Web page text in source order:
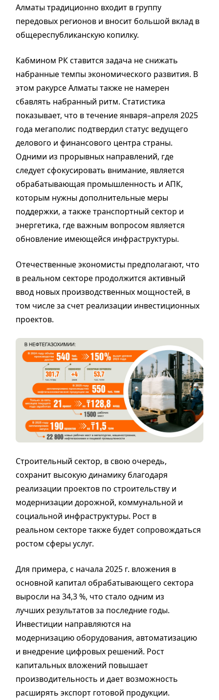
Алматы традиционно входит в группу
передовых регионов и вносит большой вклад в
общереспубликанскую копилку.
Кабмином РК ставится задача не снижать
набранные темпы экономического развития. В
этом ракурсе Алматы также не намерен
сбавлять набранный ритм. Статистика
показывает, что в течение января–апреля 2025
года мегаполис подтвердил статус ведущего
делового и финансового центра страны.
Одними из прорывных направлений, где
следует сфокусировать внимание, является
обрабатывающая промышленность и АПК,
которым нужны дополнительные меры
поддержки, а также транспортный сектор и
энергетика, где важным вопросом является
обновление имеющейся инфраструктуры.
Отечественные экономисты предполагают, что
в реальном секторе продолжится активный
ввод новых производственных мощностей, в
том числе за счет реализации инвестиционных
проектов.
Строительный сектор, в свою очередь,
сохранит высокую динамику благодаря
реализации проектов по строительству и
модернизации дорожной, коммунальной и
социальной инфраструктуры. Рост в
реальном секторе также будет сопровождаться
ростом сферы услуг.
Для примера, с начала 2025 г. вложения в
основной капитал обрабатывающего сектора
выросли на 34,3 %, что стало одним из
лучших результатов за последние годы.
Инвестиции направляются на
модернизацию оборудования, автоматизацию
и внедрение цифровых решений. Рост
капитальных вложений повышает
производительность и дает возможность
расширять экспорт готовой продукции.